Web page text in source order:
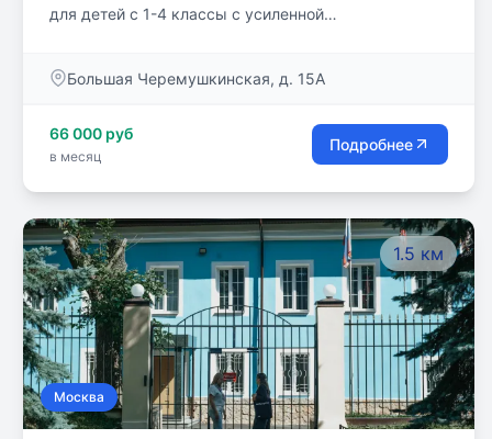
для детей с 1-4 классы с усиленной
английского языка c 1-го класса. Школа является
образования в АНО СОШ «Академическая
гимназия»: Детский сад — Подготовка к школе —
ВУЗ.
Большая Черемушкинская, д. 15А
66 000 руб
в месяц
Подробнее
1.5 км
Москва